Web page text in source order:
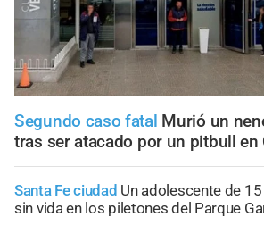
Segundo caso fatal Murió un
tras ser atacado por un pitbull en
Santa Fe ciudad Un adolescente de
sin vida en los piletones del Parque